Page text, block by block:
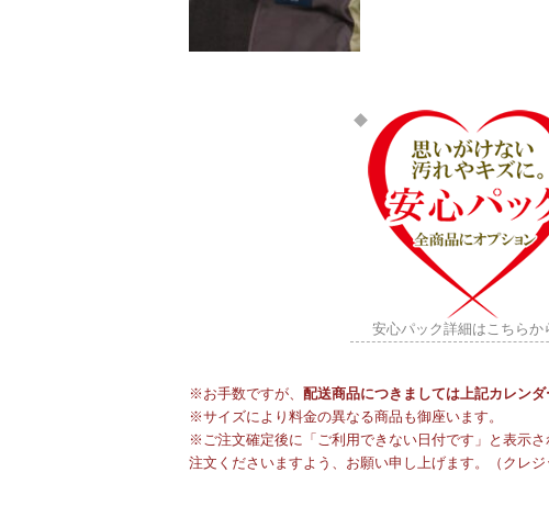
安心パック詳細はこちらか
※お手数ですが、 配送商品につきましては上記カレン
※サイズにより料金の異なる商品も御座います。
※ご注文確定後に「ご利用できない日付です」と表示
注文くださいますよう、お願い申し上げます。（クレジ